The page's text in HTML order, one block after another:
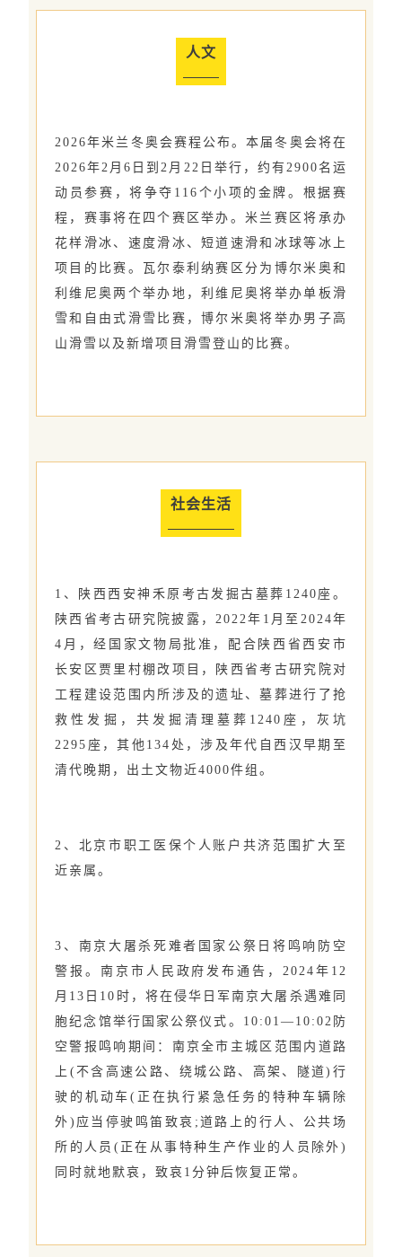
人文
2026年米兰冬奥会赛程公布。本届冬奥会将在
2026年2月6日到2月22日举行，约有2900名运
动员参赛，将争夺116个小项的金牌。根据赛
程，赛事将在四个赛区举办。米兰赛区将承办
花样滑冰、速度滑冰、短道速滑和冰球等冰上
项目的比赛。瓦尔泰利纳赛区分为博尔米奥和
利维尼奥两个举办地，利维尼奥将举办单板滑
雪和自由式滑雪比赛，博尔米奥将举办男子高
山滑雪以及新增项目滑雪登山的比赛。
社会生活
1、陕西西安神禾原考古发掘古墓葬1240座。
陕西省考古研究院披露，2022年1月至2024年
4月，经国家文物局批准，配合陕西省西安市
长安区贾里村棚改项目，陕西省考古研究院对
工程建设范围内所涉及的遗址、墓葬进行了抢
救性发掘，共发掘清理墓葬1240座，灰坑
2295座，其他134处，涉及年代自西汉早期至
清代晚期，出土文物近4000件组。
2、北京市职工医保个人账户共济范围扩大至
近亲属。
3、南京大屠杀死难者国家公祭日将鸣响防空
警报。南京市人民政府发布通告，2024年12
月13日10时，将在侵华日军南京大屠杀遇难同
胞纪念馆举行国家公祭仪式。10:01—10:02防
空警报鸣响期间：南京全市主城区范围内道路
上(不含高速公路、绕城公路、高架、隧道)行
驶的机动车(正在执行紧急任务的特种车辆除
外)应当停驶鸣笛致哀;道路上的行人、公共场
所的人员(正在从事特种生产作业的人员除外)
同时就地默哀，致哀1分钟后恢复正常。